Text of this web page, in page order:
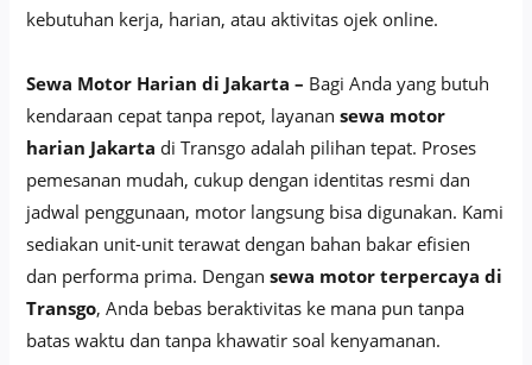
kebutuhan kerja, harian, atau aktivitas ojek online.
Sewa Motor Harian di Jakarta – Bagi Anda yang butuh
kendaraan cepat tanpa repot, layanansewa motor
harian Jakarta di Transgo adalah pilihan tepat. Proses
pemesanan mudah, cukup dengan identitas resmi dan
jadwal penggunaan, motor langsung bisa digunakan. Kami
sediakan unit-unit terawat dengan bahan bakar efisien
dan performa prima. Dengansewa motor terpercaya di
Transgo, Anda bebas beraktivitas ke mana pun tanpa
batas waktu dan tanpa khawatir soal kenyamanan.